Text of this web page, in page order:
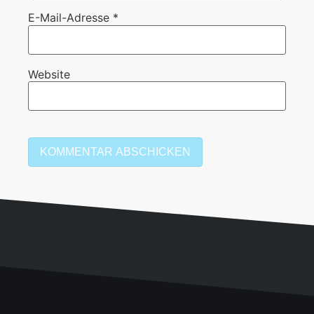
E-Mail-Adresse *
Website